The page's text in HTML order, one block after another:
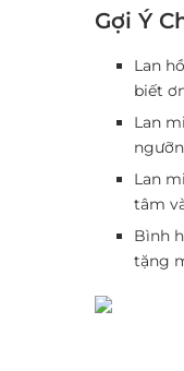
Gợi Ý
Lan
biết
Lan
Lan
tâm
Bình
tặng